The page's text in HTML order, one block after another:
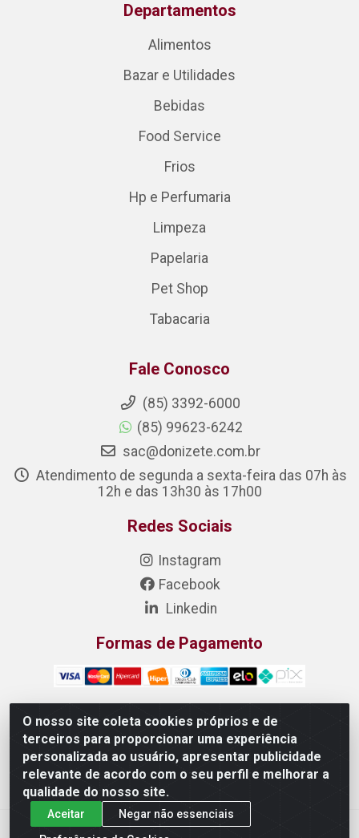
O nosso site coleta cookies próprios e de
terceiros para proporcionar uma experiência
personalizada ao usuário, apresentar publicidade
relevante de acordo com o seu perfil e melhorar a
qualidade do nosso site.
Aceitar
Negar não essenciais
Departamentos
Alimentos
Bazar e Utilidades
Bebidas
Food Service
Frios
Hp e Perfumaria
Limpeza
Papelaria
Pet Shop
Tabacaria
Fale Conosco
(85) 3392-6000
(85) 99623-6242
sac@donizete.com.br
Atendimento de segunda a sexta-feira das 07h às
12h e das 13h30 às 17h00
Redes Sociais
Instagram
Facebook
Linkedin
Formas de Pagamento
DONIZETE DISTRIBUIDORA DE ALIMENTOS S/A - Rua
Raimundo Matias, 377 - Pedras, Itaitinga/CE - CEP 61.887-
880 - CNPJ 23.577.851/0001-05